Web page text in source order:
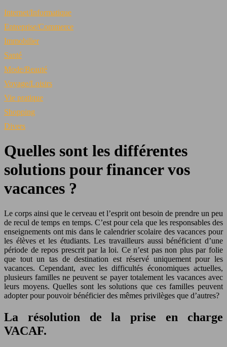
Internet/Informatique
Entreprise/Commerce
Immobilier
Santé
Mode/Beauté
Voyage/Loisirs
Vie pratique
Shopping
Divers
Quelles sont les différentes
solutions pour financer vos
vacances ?
Le corps ainsi que le cerveau et l’esprit ont besoin de prendre un peu
de recul de temps en temps. C’est pour cela que les responsables des
enseignements ont mis dans le calendrier scolaire des vacances pour
les élèves et les étudiants. Les travailleurs aussi bénéficient d’une
période de repos prescrit par la loi. Ce n’est pas non plus par folie
que tout un tas de destination est réservé uniquement pour les
vacances. Cependant, avec les difficultés économiques actuelles,
plusieurs familles ne peuvent se payer totalement les vacances avec
leurs moyens. Quelles sont les solutions que ces familles peuvent
adopter pour pouvoir bénéficier des mêmes privilèges que d’autres?
La résolution de la prise en charge
VACAF.